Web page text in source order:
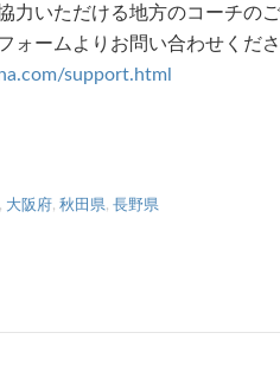
力いただける地方のコーチの
ォームよりお問い合わせくださ
support.html
, 大阪府, 秋田県, 長野県